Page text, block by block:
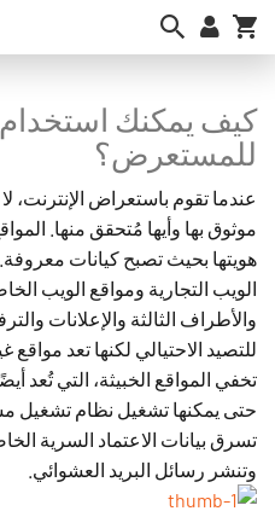
للمستعرض؟
عندما تقوم باستعراض الإنترنت،
موثوق بها وأيها مُتحقق منها.
هويتها بحيث تصبح كيانات
الويب التجارية ومواقع الويب
والأطراف الثالثة والإعلانات
للتصيد الاحتيالي لكنها تعد مواقع
تخفي المواقع الخبيثة، التي تُعد
حتى يمكنها تشغيل نظام تشغيل
تسرق بيانات الاعتماد السرية
وتنشر رسائل البريد العشوائي.